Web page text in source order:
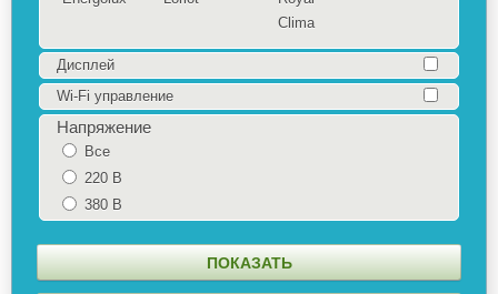
Clima
Дисплей
Wi-Fi управление
Напряжение
Все
220 В
380 В